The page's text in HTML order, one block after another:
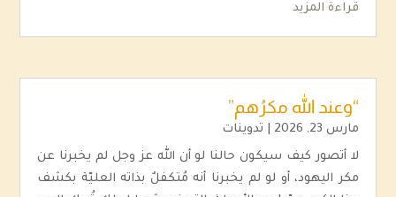
قراءة المزيد
“وعند الله مكرُهم”
مارس 23, 2026 تدوينات
لا أتصور كيف سيكون حالنا لو أن الله عز وجل لم يخبرنا عن
مكر اليهود، أو لو لم يخبرنا أنه مُتكفلٌ بذاته العليّة بكشف